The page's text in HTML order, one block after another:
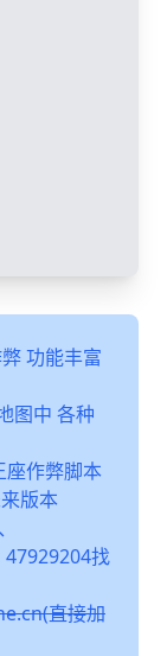
功能丰富
图中 各种
座作弊脚本
版本
找
直接加